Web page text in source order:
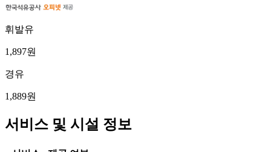
휘발유
1,897원
경유
1,889원
서비스 및 시설 정보